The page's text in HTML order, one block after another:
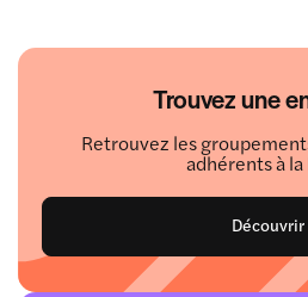
Trouvez une
Retrouvez les
adhérents à la
Découvrir